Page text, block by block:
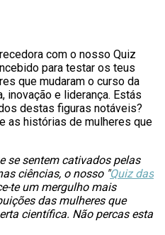
com o nosso Quiz
para testar os teus
que mudaram o curso da
inovação e liderança. Estás
destas figuras notáveis?
as histórias de mulheres que
se sentem cativados pelas
ciências, o nosso "Quiz das
te um mergulho mais
das mulheres que
científica. Não percas esta